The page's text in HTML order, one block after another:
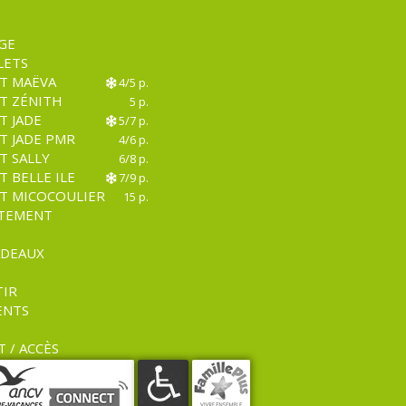
MAËVA
4/5 p.
ZÉNITH 5 p.
JADE 5/7 p.
JADE PMR 4/6 p.
SALLY 6/8 p.
BELLE ILE 7/9 p.
MICOCOULIER 15 p.
/ ACCÈS